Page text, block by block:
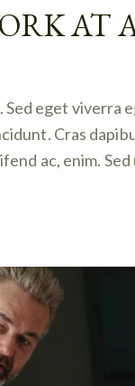
AT
eget viverra
Cras
ac, enim.